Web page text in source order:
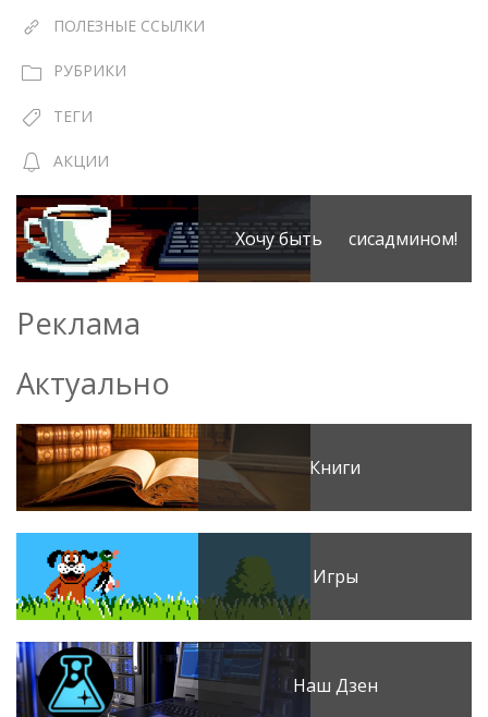
ПОЛЕЗНЫЕ ССЫЛКИ
РУБРИКИ
ТЕГИ
АКЦИИ
Хочу быть сисадмином!
Реклама
Актуально
Книги
Игры
Наш Дзен